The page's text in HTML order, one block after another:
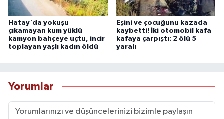
Hatay'da yokuşu
çıkamayan kum yüklü
kamyon bahçeye uçtu, incir
toplayan yaşlı kadın öldü
Eşini ve çocuğunu kazada
kaybetti! İki otomobil kafa
kafaya çarpıştı: 2 ölü 5
yaralı
Yorumlar